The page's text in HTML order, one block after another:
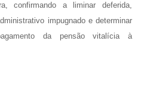
confirmando a liminar deferida,
impugnado e determinar
da pensão vitalícia à